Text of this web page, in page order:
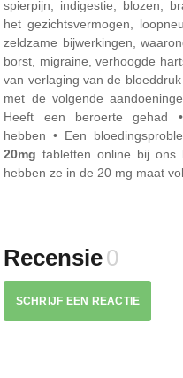
spierpijn, indigestie, blozen,
het gezichtsvermogen,
zeldzame bijwerkingen,
borst, migraine, verhoogde
van verlaging van de
met de volgende
Heeft een beroerte gehad
hebben • Een
20mg tabletten online bij ons
hebben ze in de 20 mg maat
Recensie0
SCHRIJF EEN REACTIE